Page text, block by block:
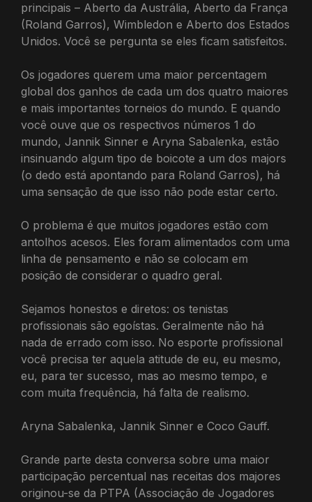
principais – Aberto da Austrália, Aberto da França
(Roland Garros), Wimbledon e Aberto dos Estados
Unidos. Você se pergunta se eles ficam satisfeitos.
Os jogadores querem uma maior percentagem
global dos ganhos de cada um dos quatro maiores
e mais importantes torneios do mundo. E quando
você ouve que os respectivos números 1 do
mundo, Jannik Sinner e Aryna Sabalenka, estão
insinuando algum tipo de boicote a um dos majors
(o dedo está apontando para Roland Garros), há
uma sensação de que isso não pode estar certo.
O problema é que muitos jogadores estão com
antolhos acesos. Eles foram alimentados com uma
linha de pensamento e não se colocam em
posição de considerar o quadro geral.
Sejamos honestos e diretos: os tenistas
profissionais são egoístas. Geralmente não há
nada de errado com isso. No esporte profissional
você precisa ter aquela atitude de eu, eu mesmo,
eu, para ter sucesso, mas ao mesmo tempo, e
com muita frequência, há falta de realismo.
Aryna Sabalenka, Jannik Sinner e Coco Gauff.
Grande parte desta conversa sobre uma maior
participação percentual nas receitas dos majores
originou-se da PTPA (Associação de Jogadores